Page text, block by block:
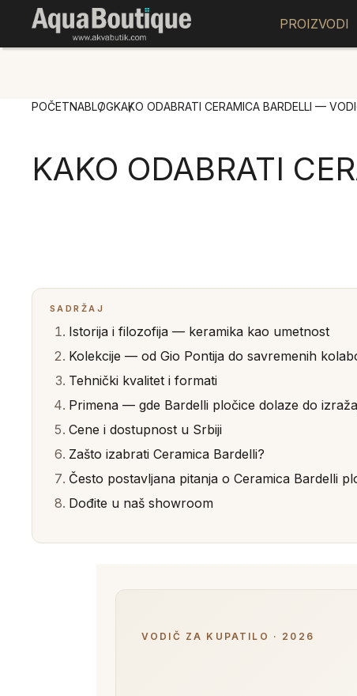
PROIZVODI
POČETNABLOGKAKO ODABRATI CERAMICA BARDELLI —
KAKO ODABRATI
SADRŽAJ
Istorija i filozofija — keramika kao umetnost
Kolekcije — od Gio Pontija do savremenih
Tehnički kvalitet i formati
Primena — gde Bardelli pločice dolaze do
Cene i dostupnost u Srbiji
Zašto izabrati Ceramica Bardelli?
Često postavljana pitanja o Ceramica Bardelli
Dođite u naš showroom
VODIČ ZA KUPATILO · 2026